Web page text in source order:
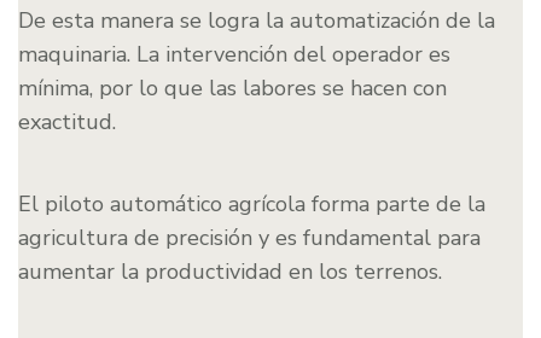
De esta manera se logra la automatización de la
maquinaria. La intervención del operador es
mínima, por lo que las labores se hacen con
exactitud.
El piloto automático agrícola forma parte de la
agricultura de precisión y es fundamental para
aumentar la productividad en los terrenos.